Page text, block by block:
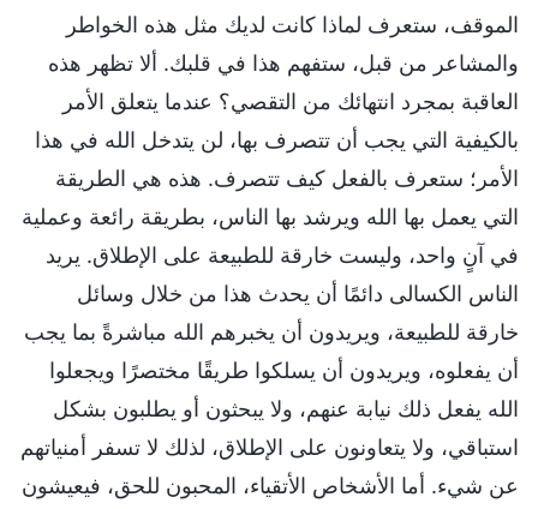
الموقف، ستعرف لماذا كانت لديك مثل هذه الخواطر
والمشاعر من قبل، ستفهم هذا في قلبك. ألا تظهر هذه
العاقبة بمجرد انتهائك من التقصي؟ عندما يتعلق الأمر
بالكيفية التي يجب أن تتصرف بها، لن يتدخل الله في هذا
الأمر؛ ستعرف بالفعل كيف تتصرف. هذه هي الطريقة
التي يعمل بها الله ويرشد بها الناس، بطريقة رائعة وعملية
في آنٍ واحد، وليست خارقة للطبيعة على الإطلاق. يريد
الناس الكسالى دائمًا أن يحدث هذا من خلال وسائل
خارقة للطبيعة، ويريدون أن يخبرهم الله مباشرةً بما يجب
أن يفعلوه، ويريدون أن يسلكوا طريقًا مختصرًا ويجعلوا
الله يفعل ذلك نيابة عنهم، ولا يبحثون أو يطلبون بشكل
استباقي، ولا يتعاونون على الإطلاق، لذلك لا تسفر أمنياتهم
عن شيء. أما الأشخاص الأتقياء، المحبون للحق، فيعيشون